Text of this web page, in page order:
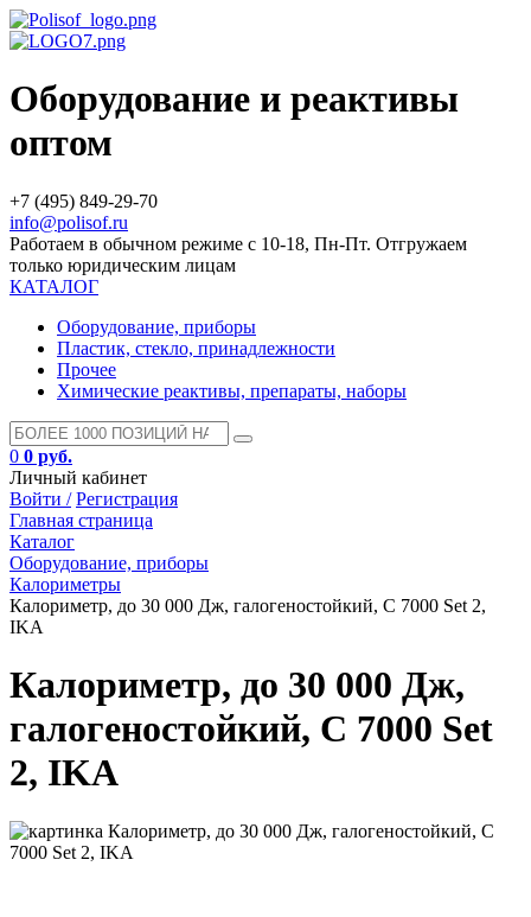
Оборудование и реактивы
оптом
+7 (495) 849-29-70
info@polisof.ru
Работаем в обычном режиме с 10-18, Пн-Пт. Отгружаем
только юридическим лицам
КАТАЛОГ
Оборудование, приборы
Пластик, стекло, принадлежности
Прочее
Химические реактивы, препараты, наборы
0 0 руб.
Личный кабинет
Войти / Регистрация
Главная страница
Каталог
Оборудование, приборы
Калориметры
Калориметр, до 30 000 Дж, галогеностойкий, C 7000 Set 2,
IKA
Калориметр, до 30 000 Дж,
галогеностойкий, C 7000 Set
2, IKA